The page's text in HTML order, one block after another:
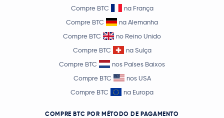
Compre BTC
na França
Compre BTC
na Alemanha
Compre BTC
no Reino Unido
Compre BTC
na Suíça
Compre BTC
nos Países Baixos
Compre BTC
nos USA
Compre BTC
na Europa
COMPRE BTC POR MÉTODO DE PAGAMENTO